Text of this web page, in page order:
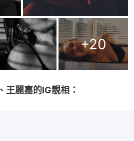
+20
王麗嘉的IG靚相：